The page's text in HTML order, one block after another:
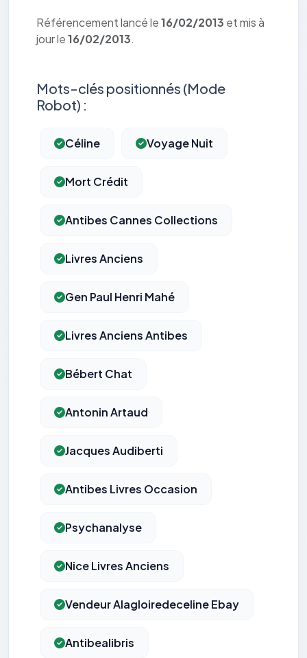
Référencement lancé le16/02/2013 et mis à
jour le16/02/2013.
Mots-clés positionnés (Mode
Robot) :
Céline Voyage Nuit
Mort Crédit
Antibes Cannes Collections
Livres Anciens
Gen Paul Henri Mahé
Livres Anciens Antibes
Bébert Chat
Antonin Artaud
Jacques Audiberti
Antibes Livres Occasion
Psychanalyse
Nice Livres Anciens
Vendeur Alagloiredeceline Ebay
Antibealibris